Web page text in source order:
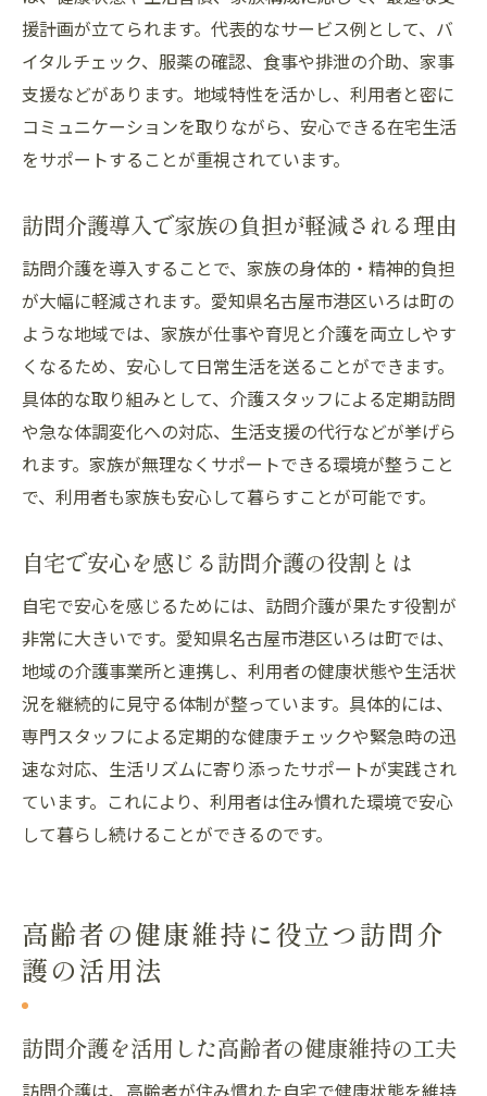
援計画が立てられます。代表的なサービス例として、バ
イタルチェック、服薬の確認、食事や排泄の介助、家事
支援などがあります。地域特性を活かし、利用者と密に
コミュニケーションを取りながら、安心できる在宅生活
をサポートすることが重視されています。
訪問介護導入で家族の負担が軽減される理由
訪問介護を導入することで、家族の身体的・精神的負担
が大幅に軽減されます。愛知県名古屋市港区いろは町の
ような地域では、家族が仕事や育児と介護を両立しやす
くなるため、安心して日常生活を送ることができます。
具体的な取り組みとして、介護スタッフによる定期訪問
や急な体調変化への対応、生活支援の代行などが挙げら
れます。家族が無理なくサポートできる環境が整うこと
で、利用者も家族も安心して暮らすことが可能です。
自宅で安心を感じる訪問介護の役割とは
自宅で安心を感じるためには、訪問介護が果たす役割が
非常に大きいです。愛知県名古屋市港区いろは町では、
地域の介護事業所と連携し、利用者の健康状態や生活状
況を継続的に見守る体制が整っています。具体的には、
専門スタッフによる定期的な健康チェックや緊急時の迅
速な対応、生活リズムに寄り添ったサポートが実践され
ています。これにより、利用者は住み慣れた環境で安心
して暮らし続けることができるのです。
高齢者の健康維持に役立つ訪問介
護の活用法
訪問介護を活用した高齢者の健康維持の工夫
訪問介護は、高齢者が住み慣れた自宅で健康状態を維持